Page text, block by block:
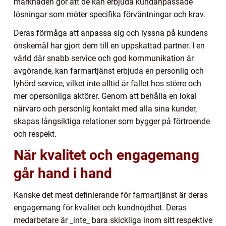
lösningar som möter specifika förväntningar och krav.
Deras förmåga att anpassa sig och lyssna på kundens
önskemål har gjort dem till en uppskattad partner. I en
värld där snabb service och god kommunikation är
avgörande, kan farmartjänst erbjuda en personlig och
lyhörd service, vilket inte alltid är fallet hos större och
mer opersonliga aktörer. Genom att behålla en lokal
närvaro och personlig kontakt med alla sina kunder,
skapas långsiktiga relationer som bygger på förtroende
och respekt.
När kvalitet och engagemang
går hand i hand
Kanske det mest definierande för farmartjänst är deras
engagemang för kvalitet och kundnöjdhet. Deras
medarbetare är _inte_ bara skickliga inom sitt respektive